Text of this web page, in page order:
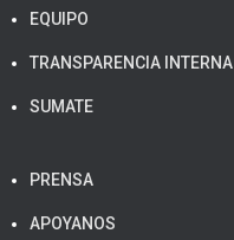
EQUIPO
TRANSPARENCIA INTERNA
SUMATE
PRENSA
APOYANOS